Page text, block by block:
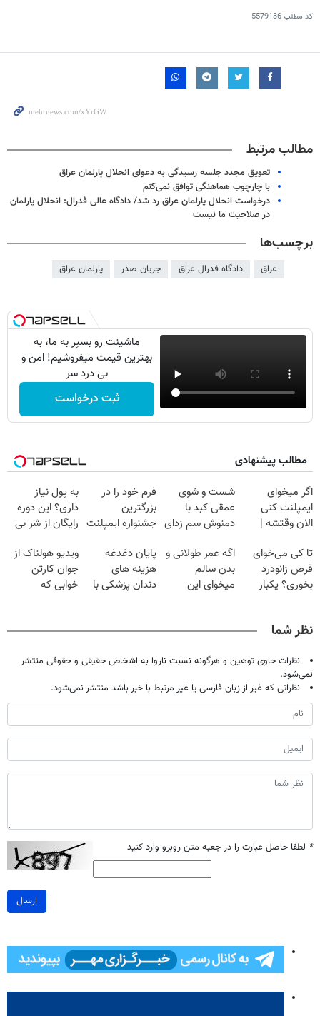
کد مطلب5579136
مطالب مرتبط
تعویق مجدد جلسه رسیدگی به دعوای انحلال پارلمان عراق
با چارچوب هماهنگی توافق نمی‌کنم
درخواست انحلال پارلمان عراق رد شد/ دادگاه عالی فدرال: انحلال پارلمان
در صلاحیت ما نیست
برچسب‌ها
عراق دادگاه فدرال عراق جریان صدر پارلمان عراق
ماشینت رو بسپر به ما، به
بهترین قیمت میفروشیم! امن و
بی درد سر
ثبت درخواست
مطالب پیشنهادی
اگر میخوای
ایمپلنت کنی
الان وقتشه |
میلیون تومان!!!
شست و شوی
عمقی کبد با
دمنوش سم زدای
فرم خود را در
بزرگترین
جشنواره ایمپلنت
فقط ۲۵ میلیون
به پول نیاز
داری؟ این دوره
رایگان از شر بی
میکنه
تا کی می‌خوای
قرص زانودرد
بخوری؟ یکبار
اگه عمر طولانی و
بدن سالم
میخوای این
پایان دغدغه
هزینه های
دندان پزشکی با
ویدیو هولناک از
جوان کارتن
خوابی که
نظر شما
نظرات حاوی توهین و هرگونه نسبت ناروا به اشخاص حقیقی و حقوقی منتشر
نمی‌شود.
نظراتی که غیر از زبان فارسی یا غیر مرتبط با خبر باشد منتشر نمی‌شود.
* لطفا حاصل عبارت را در جعبه متن روبرو وارد کنید
ارسال